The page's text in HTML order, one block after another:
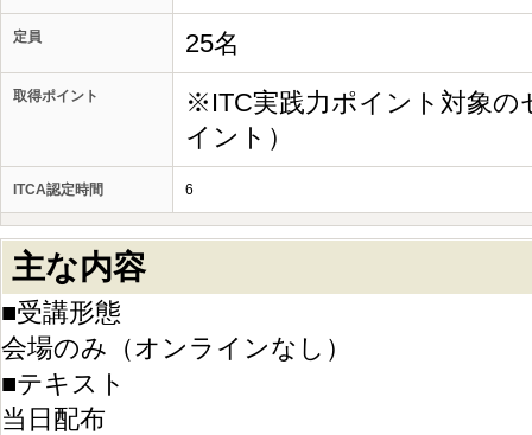
定員 25名
取得ポイント
※ITC実践力ポイント対象の
イント）
ITCA認定時間 6
主な内容
■受講形態
会場のみ（オンラインなし）
■テキスト
当日配布